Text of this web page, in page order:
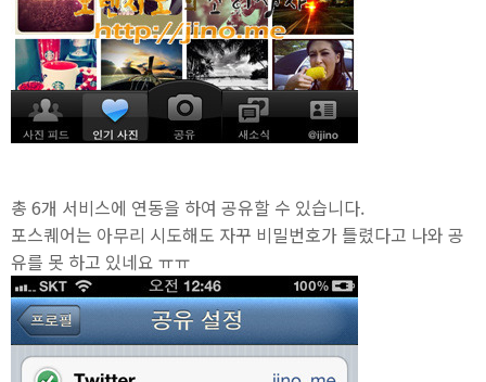
총 6개 서비스에 연동을 하여 공유할 수 있습니다.
포스퀘어는 아무리 시도해도 자꾸 비밀번호가 틀렸다고 나와 공
유를 못 하고 있네요 ㅠㅠ